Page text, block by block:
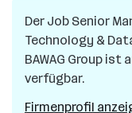
Der Job Senior
Technology &
BAWAG Group ist
verfügbar.
Firmenprofil